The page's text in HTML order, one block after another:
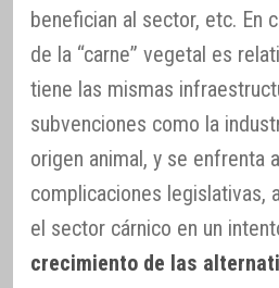
benefician al sector, etc. En
de la “carne” vegetal es
tiene las mismas
subvenciones como la
origen animal, y se enfrenta
complicaciones legislativas,
el sector cárnico en un
crecimiento de las